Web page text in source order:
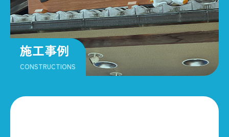
施工事例
CONSTRUCTIONS